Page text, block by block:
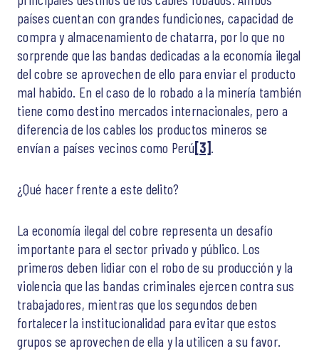
países cuentan con grandes fundiciones, capacidad de
compra y almacenamiento de chatarra, por lo que no
sorprende que las bandas dedicadas a la economía ilegal
del cobre se aprovechen de ello para enviar el producto
mal habido. En el caso de lo robado a la minería también
tiene como destino mercados internacionales, pero a
diferencia de los cables los productos mineros se
envían a países vecinos como Perú[3].
¿Qué hacer frente a este delito?
La economía ilegal del cobre representa un desafío
importante para el sector privado y público. Los
primeros deben lidiar con el robo de su producción y la
violencia que las bandas criminales ejercen contra sus
trabajadores, mientras que los segundos deben
fortalecer la institucionalidad para evitar que estos
grupos se aprovechen de ella y la utilicen a su favor.